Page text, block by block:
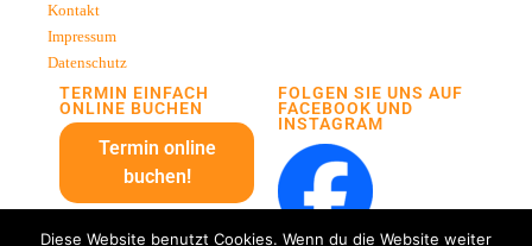
Kontakt
Impressum
Datenschutz
TERMIN EINFACH
ONLINE BUCHEN
Termin online
buchen!
FOLGEN SIE UNS AUF
FACEBOOK UND
INSTAGRAM
Diese Website benutzt Cookies. Wenn du die Website weiter